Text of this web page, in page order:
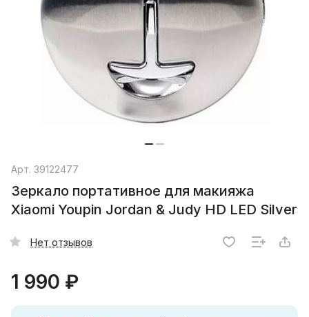
Арт. 39122477
Зеркало портативное для макияжа
Xiaomi Youpin Jordan & Judy HD LED Silver
Нет отзывов
1 990 ₽